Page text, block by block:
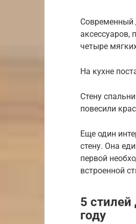
Современный
аксессуаров,
четыре
На кухне
Стену
повесили
Еще один
стену. Она
первой
встроенной
5
году